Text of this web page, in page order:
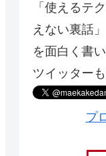
「使えるテ
えない裏話
を面白く書
ツイッター
プ